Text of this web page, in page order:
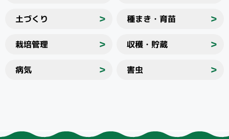
土づくり ＞ 種まき・育苗 ＞
栽培管理 ＞ 収穫・貯蔵 ＞
病気 ＞ 害虫 ＞